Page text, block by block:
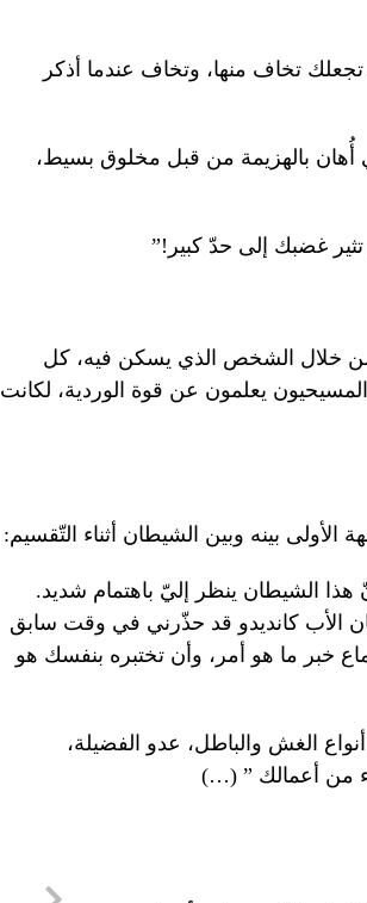
تخاف منها، وتخاف عندما أذكر
أُهان بالهزيمة من قبل مخلوق بسيط،
تثير غضبك إلى حدّ كبير!”
من خلال الشخص الذي يسكن فيه، كل
يعلمون عن قوة الوردية، لكانت
الشيطان ينظر إليّ باهتمام شديد.
الأب كانديدو قد حذّرني في وقت سابق
خبر ما هو أمر، وأن تختبره بنفسك هو
الغش والباطل، عدو الفضيلة،
من أعمالك ” (…)